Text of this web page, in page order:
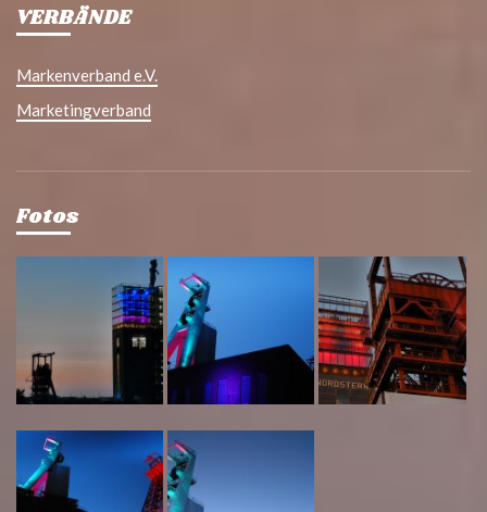
VERBÄNDE
Markenverband e.V.
Marketingverband
Fotos